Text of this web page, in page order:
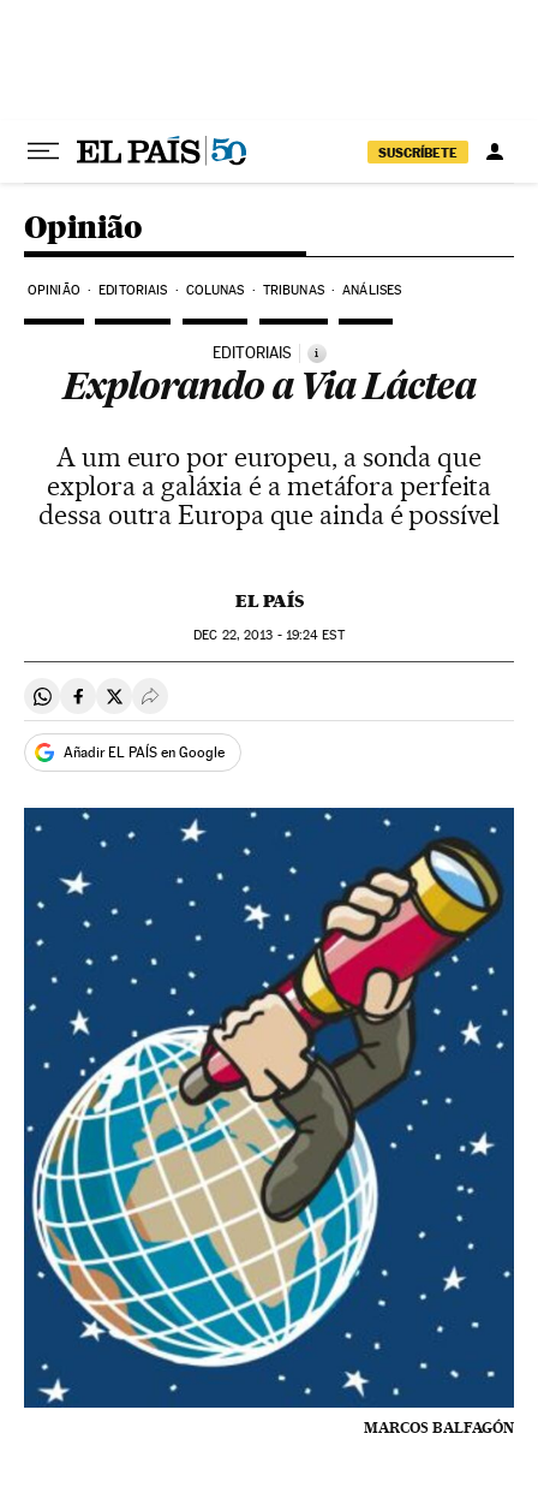
SUSCRÍBETE
Opinião
OPINIÃO EDITORIAIS COLUNAS TRIBUNAS ANÁLISES
EDITORIAIS i
Explorando a Via Láctea
A um euro por europeu, a sonda que
explora a galáxia é a metáfora perfeita
dessa outra Europa que ainda é possível
EL PAÍS
DEC 22, 2013 - 19:24 EST
Compartir en Whatsapp
Compartir en Facebook
Compartir en Twitter
Desplegar Redes Sociales
Añadir EL PAÍS en Google
MARCOS BALFAGÓN